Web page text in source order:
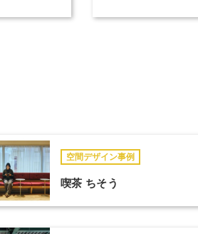
空間デザイン事例
喫茶 ちそう